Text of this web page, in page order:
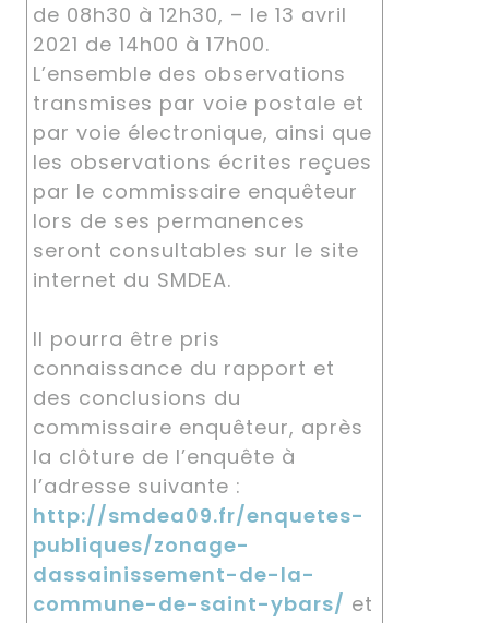
de 08h30 à 12h30, – le 13 avril
2021 de 14h00 à 17h00.
L’ensemble des observations
transmises par voie postale et
par voie électronique, ainsi que
les observations écrites reçues
par le commissaire enquêteur
lors de ses permanences
seront consultables sur le site
internet du SMDEA.
Il pourra être pris
connaissance du rapport et
des conclusions du
commissaire enquêteur, après
la clôture de l’enquête à
l’adresse suivante :
http://smdea09.fr/enquetes-
publiques/zonage-
dassainissement-de-la-
commune-de-saint-ybars/ et